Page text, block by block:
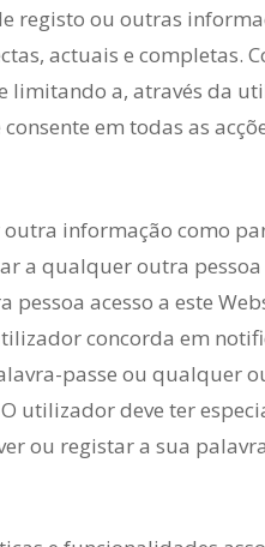
registo ou outras
actuais e completas.
limitando a, através da
consente em todas as
informação como
a qualquer outra
acesso a este
concorda em
passe ou qualquer
utilizador deve ter
ou registar a sua